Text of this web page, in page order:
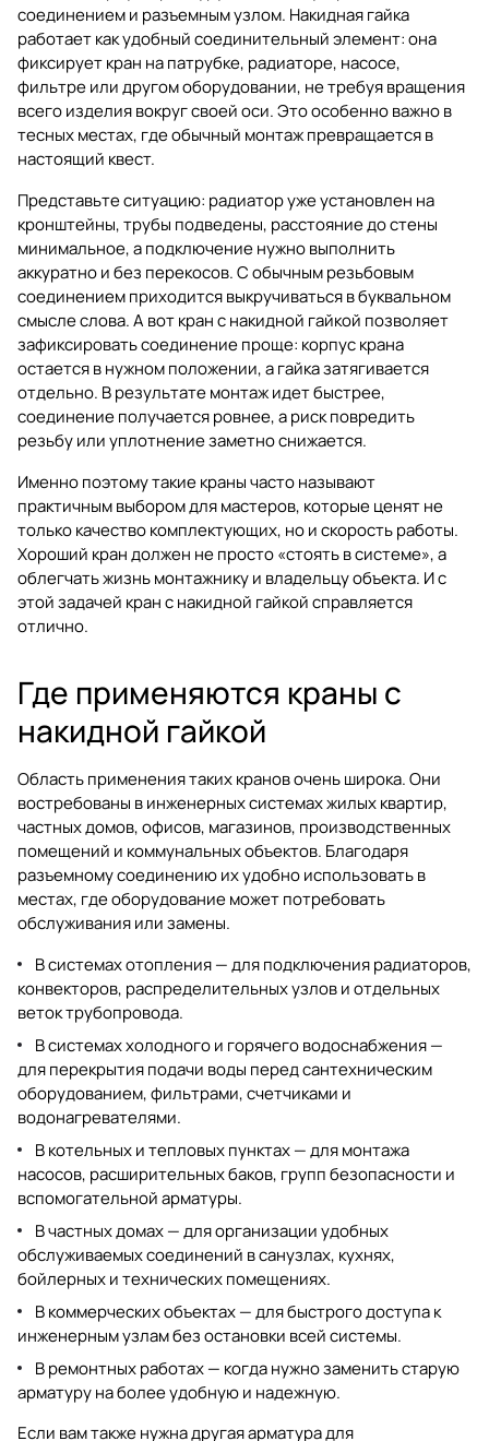
соединением и разъемным узлом. Накидная гайка
работает как удобный соединительный элемент: она
фиксирует кран на патрубке, радиаторе, насосе,
фильтре или другом оборудовании, не требуя вращения
всего изделия вокруг своей оси. Это особенно важно в
тесных местах, где обычный монтаж превращается в
настоящий квест.
Представьте ситуацию: радиатор уже установлен на
кронштейны, трубы подведены, расстояние до стены
минимальное, а подключение нужно выполнить
аккуратно и без перекосов. С обычным резьбовым
соединением приходится выкручиваться в буквальном
смысле слова. А воткран с накидной гайкой позволяет
зафиксировать соединение проще: корпус крана
остается в нужном положении, а гайка затягивается
отдельно. В результате монтаж идет быстрее,
соединение получается ровнее, а риск повредить
резьбу или уплотнение заметно снижается.
Именно поэтому такие краны часто называют
практичным выбором для мастеров, которые ценят не
только качество комплектующих, но и скорость работы.
Хороший кран должен не просто «стоять в системе», а
облегчать жизнь монтажнику и владельцу объекта. И с
этой задачей кран с накидной гайкой справляется
отлично.
Где применяются краны с
накидной гайкой
Область применения таких кранов очень широка. Они
востребованы в инженерных системах жилых квартир,
частных домов, офисов, магазинов, производственных
помещений и коммунальных объектов. Благодаря
разъемному соединению их удобно использовать в
местах, где оборудование может потребовать
обслуживания или замены.
В системах отопления — для подключения радиаторов,
конвекторов, распределительных узлов и отдельных
веток трубопровода.
В системах холодного и горячего водоснабжения —
для перекрытия подачи воды перед сантехническим
оборудованием, фильтрами, счетчиками и
водонагревателями.
В котельных и тепловых пунктах — для монтажа
насосов, расширительных баков, групп безопасности и
вспомогательной арматуры.
В частных домах — для организации удобных
обслуживаемых соединений в санузлах, кухнях,
бойлерных и технических помещениях.
В коммерческих объектах — для быстрого доступа к
инженерным узлам без остановки всей системы.
В ремонтных работах — когда нужно заменить старую
арматуру на более удобную и надежную.
Если вам также нужна другая арматура для